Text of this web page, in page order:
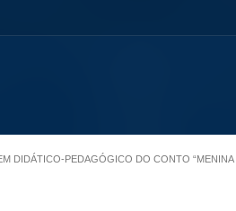
DIDÁTICO-PEDAGÓGICO DO CONTO